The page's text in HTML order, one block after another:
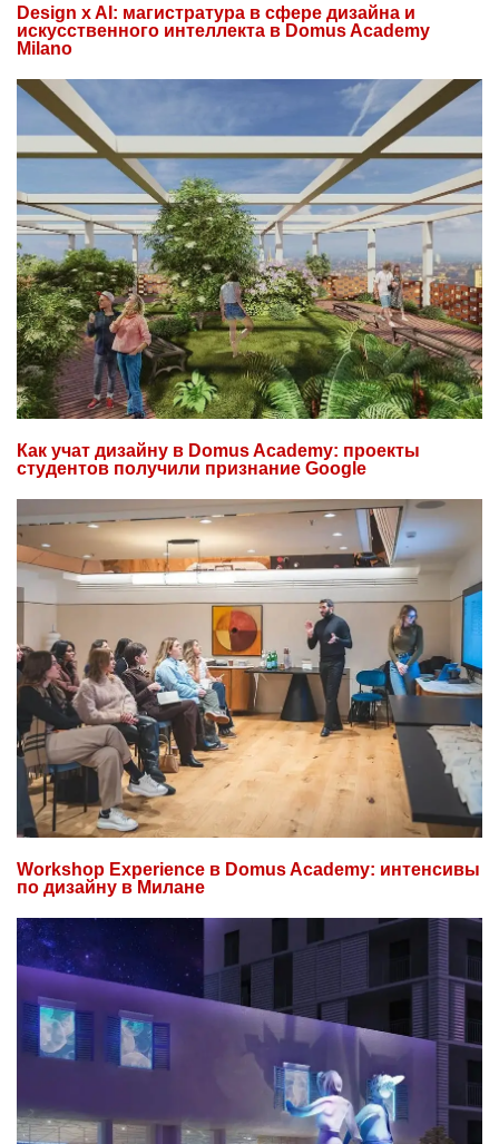
Design x AI: магистратура в сфере дизайна и
искусственного интеллекта в Domus Academy
Milano
Как учат дизайну в Domus Academy: проекты
студентов получили признание Google
Workshop Experience в Domus Academy: интенсивы
по дизайну в Милане